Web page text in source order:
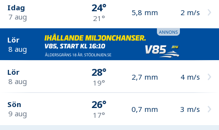
Idag
7 aug
24°
21°
5,8 mm 2 m/s
Lör
8 aug
Lör
8 aug
28°
19°
2,7 mm 4 m/s
Sön
9 aug
26°
17°
0,7 mm 3 m/s